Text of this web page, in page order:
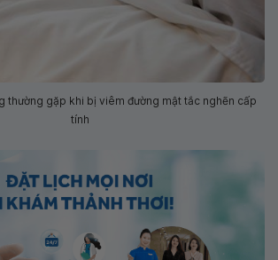
thường gặp khi bị viêm đường mật tắc nghẽn cấp
tính